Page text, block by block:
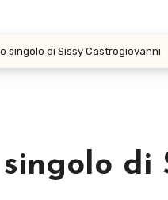
singolo di Sissy Castrogiovanni
singolo